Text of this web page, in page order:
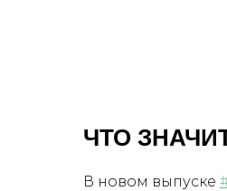
ЧТО
В новом выпуске